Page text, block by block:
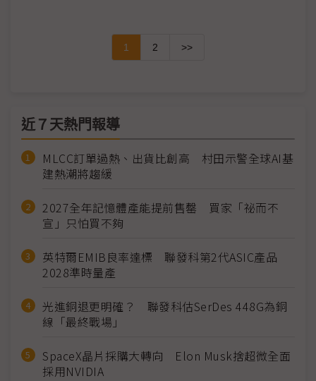
1 2 >>
近７天熱門報導
MLCC訂單過熱、出貨比創高 村田示警全球AI基
建熱潮將趨緩
2027全年記憶體產能提前售罄 買家「祕而不
宣」只怕買不夠
英特爾EMIB良率達標 聯發科第2代ASIC產品
2028準時量產
光進銅退更明確？ 聯發科估SerDes 448G為銅
線「最終戰場」
SpaceX晶片採購大轉向 Elon Musk捨超微全面
採用NVIDIA